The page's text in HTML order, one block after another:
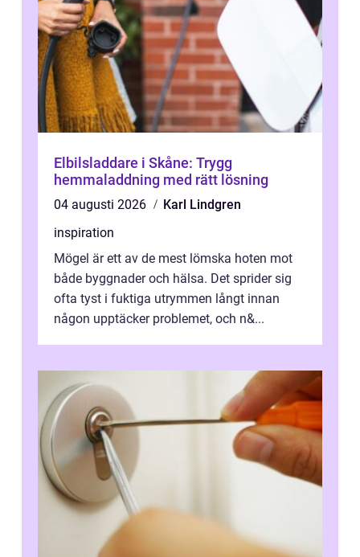
Elbilsladdare i Skåne: Trygg
hemmaladdning med rätt lösning
04 augusti 2026
Karl Lindgren
inspiration
Mögel är ett av de mest lömska hoten mot
både byggnader och hälsa. Det sprider sig
ofta tyst i fuktiga utrymmen långt innan
någon upptäcker problemet, och n&...